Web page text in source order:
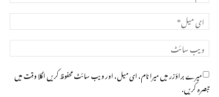
ای
میل*
ویب
سائٹ
میرے براؤزر میں میرا نام، ای میل، اور ویب سائٹ محفوظ کریں اگلا وقت میں
تبصرہ کریں.